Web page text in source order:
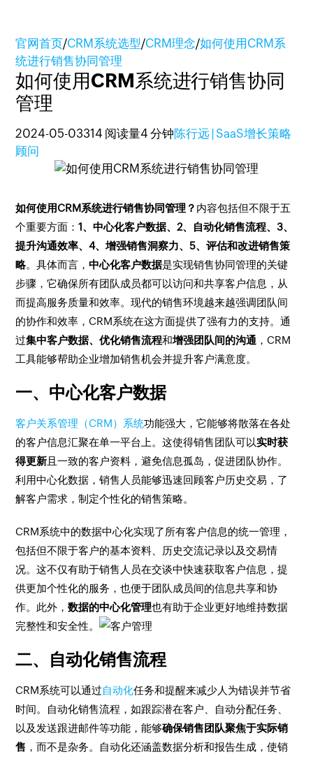
官网首页/CRM系统选型/CRM理念/如何使用CRM系
统进行销售协同管理
如何使用CRM系统进行销售协同
管理
2024-05-03314 阅读量4 分钟陈行远 | SaaS增长策略
顾问
如何使用CRM系统进行销售协同管理？ 内容包括但不限于五
个重要方面：1、中心化客户数据、2、自动化销售流程、3、
提升沟通效率、4、增强销售洞察力、5、评估和改进销售策
略。具体而言，中心化客户数据是实现销售协同管理的关键
步骤，它确保所有团队成员都可以访问和共享客户信息，从
而提高服务质量和效率。现代的销售环境越来越强调团队间
的协作和效率，CRM系统在这方面提供了强有力的支持。通
过集中客户数据、优化销售流程和增强团队间的沟通 ，CRM
工具能够帮助企业增加销售机会并提升客户满意度。
一、中心化客户数据
客户关系管理（CRM）系统功能强大，它能够将散落在各处
的客户信息汇聚在单一平台上。这使得销售团队可以实时获
得更新且一致的客户资料，避免信息孤岛，促进团队协作。
利用中心化数据，销售人员能够迅速回顾客户历史交易，了
解客户需求，制定个性化的销售策略。
CRM系统中的数据中心化实现了所有客户信息的统一管理，
包括但不限于客户的基本资料、历史交流记录以及交易情
况。这不仅有助于销售人员在交谈中快速获取客户信息，提
供更加个性化的服务，也便于团队成员间的信息共享和协
作。此外，数据的中心化管理也有助于企业更好地维持数据
完整性和安全性。
二、自动化销售流程
CRM系统可以通过自动化任务和提醒来减少人为错误并节省
时间。自动化销售流程，如跟踪潜在客户、自动分配任务、
以及发送跟进邮件等功能，能够确保销售团队聚焦于实际销
售 ，而不是杂务。自动化还涵盖数据分析和报告生成，使销